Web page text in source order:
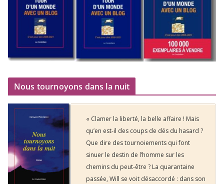
Nous tournoyons dans la nuit
« Clamer la liberté, la belle affaire ! Mais
qu’en est-il des coups de dés du hasard ?
Que dire des tournoiements qui font
sinuer le destin de l’homme sur les
chemins du peut-être ? La quarantaine
passée, Will se voit désaccordé : dans son